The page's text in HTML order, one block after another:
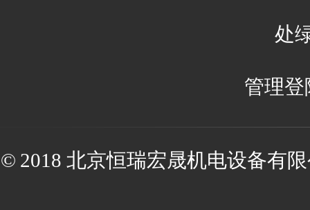
处
管理登
© 2018 北京恒瑞宏晟机电设备有